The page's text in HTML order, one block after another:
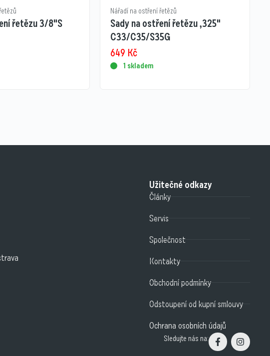
řetězu 3/8"S
Nářadí na ostření řetězů
Sady na ostření řetězu ,325"
C33/C35/S35G
649 Kč
1 skladem
Užitečné odkazy
Články
Servis
Společnost
Kontakty
Obchodní podmínky
Odstoupení od kupní smlouvy
Ochrana osobních údajů
Sledujte nás na: